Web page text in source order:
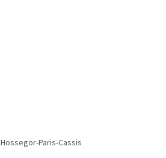
Hossegor-Paris-Cassis